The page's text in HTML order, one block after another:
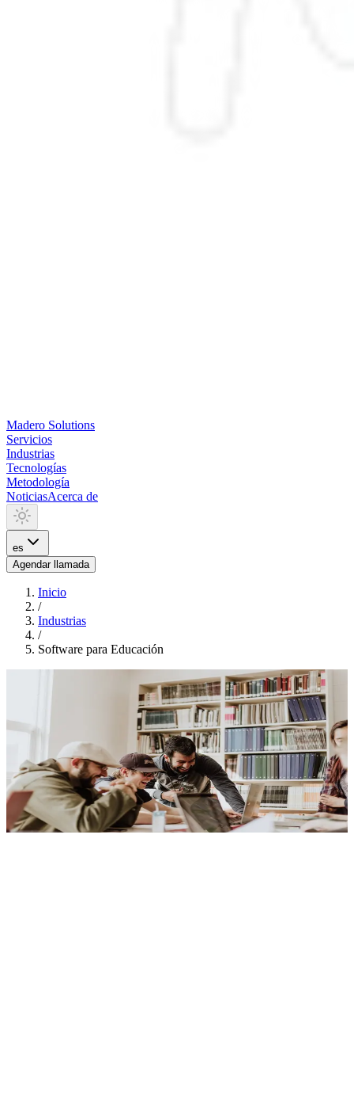
Madero Solutions
Servicios
Industrias
Tecnologías
Metodología
NoticiasAcerca de
es
Agendar llamada
Inicio
/
Industrias
/
Software para Educación
Software para Educación
Desarrollamos software para colegios, universidades y centros de
formación: gestión académica, matrícula online, portales de
estudiantes y docentes, bibliotecas digitales, LMS y sistemas de
admisión. Integración con sistemas existentes, reporting para
autoridades y flujos que simplifican la administración institucional.
Soluciones que escalan con la institución y el número de usuarios.